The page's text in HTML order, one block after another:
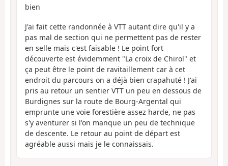
bien
J'ai fait cette randonnée à VTT autant dire qu'il y a
pas mal de section qui ne permettent pas de rester
en selle mais c'est faisable ! Le point fort
découverte est évidemment "La croix de Chirol" et
ça peut être le point de ravitaillement car à cet
endroit du parcours on a déjà bien crapahuté ! J'ai
pris au retour un sentier VTT un peu en dessous de
Burdignes sur la route de Bourg-Argental qui
emprunte une voie forestière assez harde, ne pas
s'y aventurer si l'on manque un peu de technique
de descente. Le retour au point de départ est
agréable aussi mais je le connaissais.